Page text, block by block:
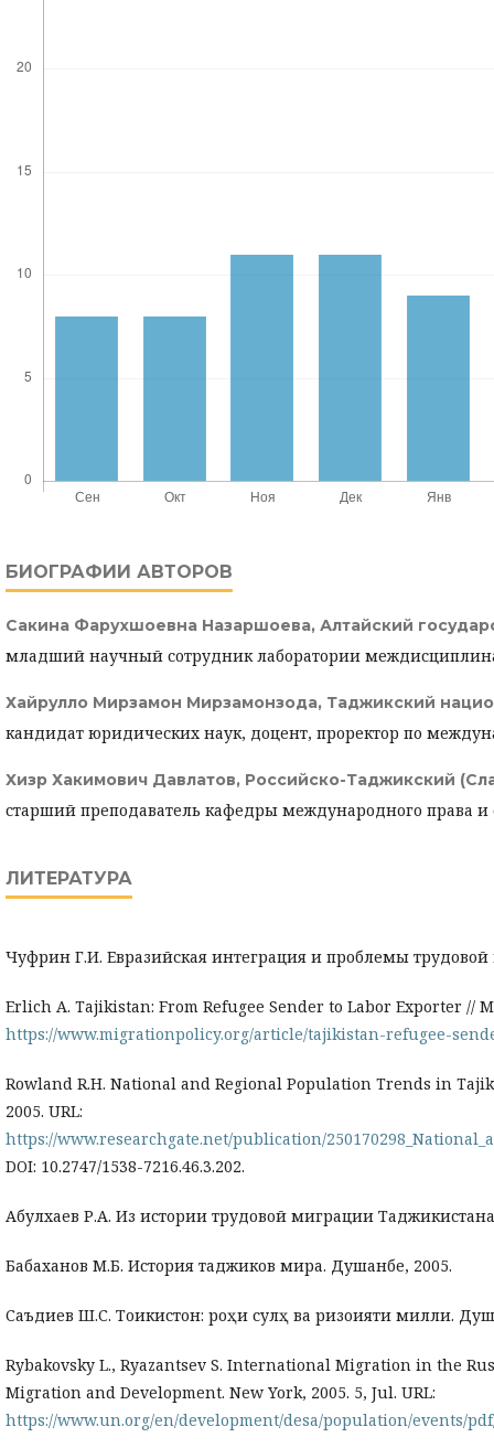
БИОГРАФИИ АВТОРОВ
Сакина Фарухшоевна Назаршоева, Алтайский
младший научный сотрудник лаборатории
Хайрулло Мирзамон Мирзамонзода, Таджикский
кандидат юридических наук, доцент, проректор по
Хизр Хакимович Давлатов, Российско-Таджикский
старший преподаватель кафедры международного права и
ЛИТЕРАТУРА
Чуфрин Г.И. Евразийская интеграция и проблемы
Erlich A. Tajikistan: From Refugee Sender to Labor Exporter //
https://www.migrationpolicy.org/article/tajikistan-refugee-
Rowland R.H. National and Regional Population Trends in
2005. URL:
https://www.researchgate.net/publication/
DOI: 10.2747/1538-7216.46.3.202.
Абулхаев Р.А. Из истории трудовой миграции
Бабаханов М.Б. История таджиков мира. Душанбе, 2005.
Саъдиев Ш.С. Тоҷикистон: роҳи сулҳ ва ризоияти милли.
Rybakovsky L., Ryazantsev S. International Migration in the
Migration and Development. New York, 2005. 5, Jul. URL:
https://www.un.org/en/development/desa/population/events/